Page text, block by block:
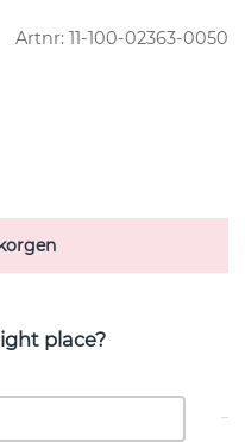
Artnr: 11-100-02363-0050
place?